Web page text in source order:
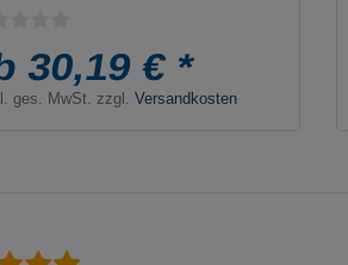
30,19 € *
ges. MwSt. zzgl.Versandkosten